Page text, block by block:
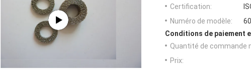
Certification:
Numéro de modèle:
Conditions de paiement
Quantité de commande
Prix: